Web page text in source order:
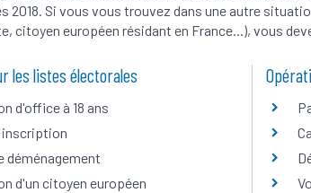
2018. Si vous vous trouvez dans une autre
citoyen européen résidant en France...), vous
les listes électorales
d'office à 18 ans
inscription
déménagement
d'un citoyen européen